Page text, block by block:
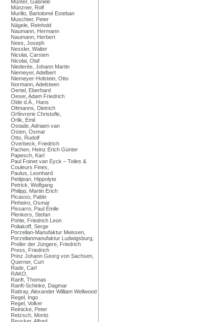
Münter, Gabriele
Münzner, Rolf
Murillo, Bartolomé Esteban
Muschter, Peter
Nägele, Reinhold
Naumann, Hermann
Naumann, Herbert
Nees, Joseph
Nessler, Walter
Nicolai, Carsten
Nicolai, Olaf
Niederée, Johann Martin
Niemeyer, Adelbert
Niemeyer-Holstein, Otto
Normann, Adelsteen
Oertel, Eberhard
Oeser, Adam Friedrich
Olde d.Ä., Hans
Oltmanns, Dietrich
Orfèvrerie Christofle,
Orlik, Emil
Ostade, Adriaen van
Osten, Osmar
Otto, Rudolf
Overbeck, Friedrich
Pachen, Heinz Erich Günter
Papesch, Karl
Paul Foinet van Eyck – Toiles &
Couleurs Fines,
Paulus, Leonhard
Petitjean, Hippolyte
Petrick, Wolfgang
Philipp, Martin Erich
Picasso, Pablo
Pinheiro, Osmar
Pissarro, Paul Émile
Plenkers, Stefan
Pohle, Friedrich Leon
Poliakoff, Serge
Porzellan-Manufaktur Meissen,
Porzellanmanufaktur Ludwigsburg,
Preller der Jüngere, Friedrich
Press, Friedrich
Prinz Johann Georg von Sachsen,
Querner, Curt
Rade, Carl
RAKO,
Ranft, Thomas
Ranft-Schinke, Dagmar
Rattray, Alexander William Wellwood
Regel, Ingo
Regel, Volker
Reinicke, Peter
Retzsch, Moritz